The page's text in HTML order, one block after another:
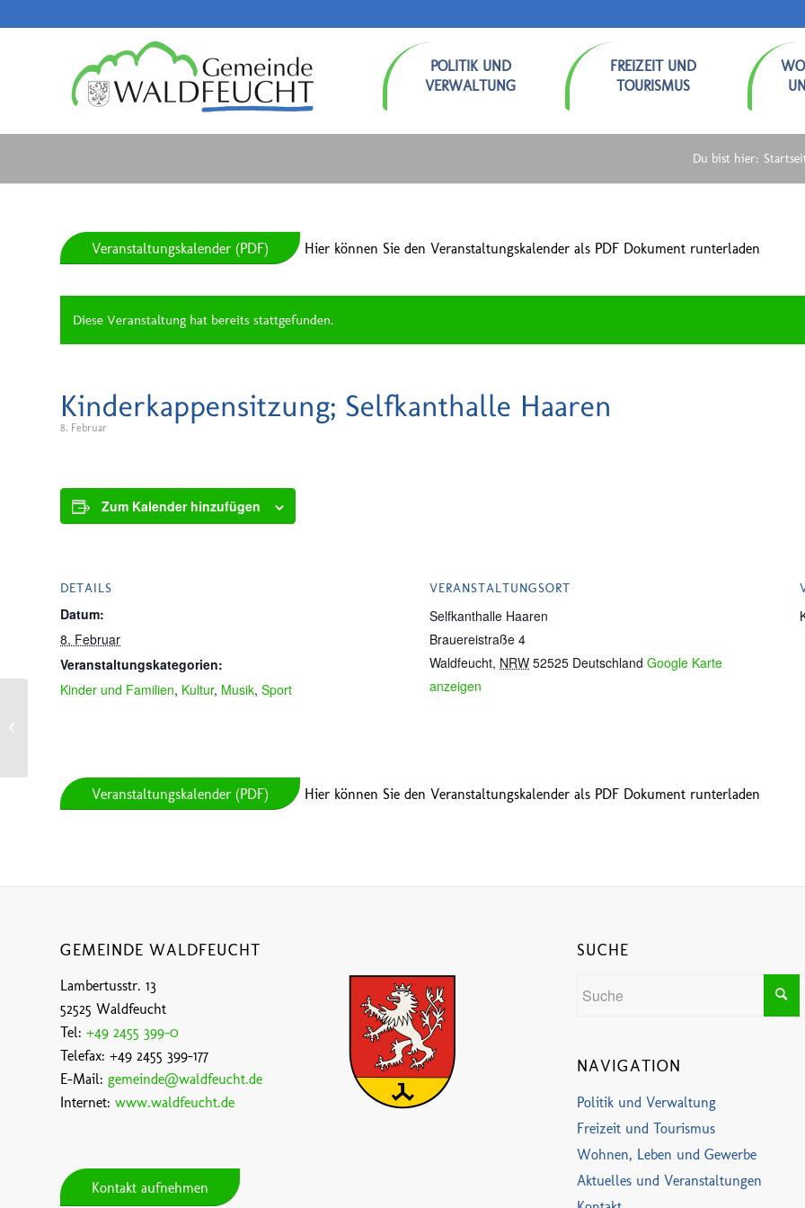
POLITIK UND
VERWALTUNG
FREIZEIT UND
TOURISMUS
Du bist hier:
Veranstaltungskalender (PDF) Hier können Sie den Veranstaltungskalender als PDF Dokument runterladen
Diese Veranstaltung hat bereits stattgefunden.
Kinderkappensitzung; Selfkanthalle Haaren
8. Februar
Zum Kalender hinzufügen
DETAILS
Datum:
8. Februar
Veranstaltungskategorien:
Kinder und Familien, Kultur, Musik, Sport
VERANSTALTUNGSORT
Selfkanthalle Haaren
Brauereistraße 4
Waldfeucht, NRW 52525 Deutschland Google Karte
anzeigen
Veranstaltungskalender (PDF) Hier können Sie den Veranstaltungskalender als PDF Dokument runterladen
GEMEINDE WALDFEUCHT
Lambertusstr. 13
52525 Waldfeucht
Tel: +49 2455 399-0
Telefax: +49 2455 399-177
E-Mail: gemeinde@waldfeucht.de
Internet: www.waldfeucht.de
Kontakt aufnehmen
SUCHE
NAVIGATION
Politik und Verwaltung
Freizeit und Tourismus
Wohnen, Leben und Gewerbe
Aktuelles und Veranstaltungen